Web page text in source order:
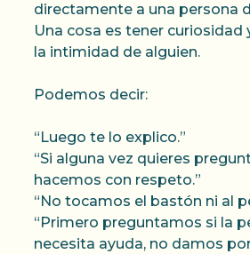
directamente a una persona
Una cosa es tener curiosidad
la intimidad de alguien.
Podemos decir:
“Luego te lo explico.”
“Si alguna vez quieres
hacemos con respeto.”
“No tocamos el bastón ni al
“Primero preguntamos si la
necesita ayuda, no damos